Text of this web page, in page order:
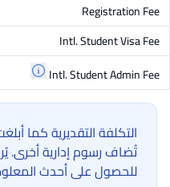
Registration Fee
Intl. Student Visa Fee
Intl. Student Admin Fee
التكلفة التقديرية كما
تُضاف رسوم إدارية أخرى.
للحصول على أحدث